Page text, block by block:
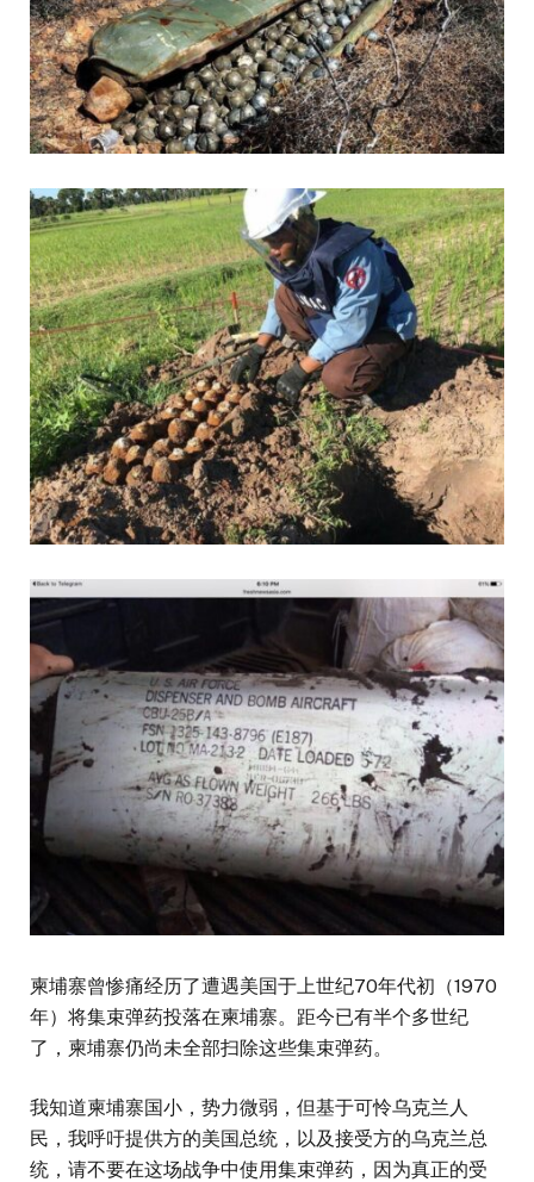
柬埔寨曾惨痛经历了遭遇美国于上世纪70年代初（1970
年）将集束弹药投落在柬埔寨。距今已有半个多世纪
了，柬埔寨仍尚未全部扫除这些集束弹药。
我知道柬埔寨国小，势力微弱，但基于可怜乌克兰人
民，我呼吁提供方的美国总统，以及接受方的乌克兰总
统，请不要在这场战争中使用集束弹药，因为真正的受